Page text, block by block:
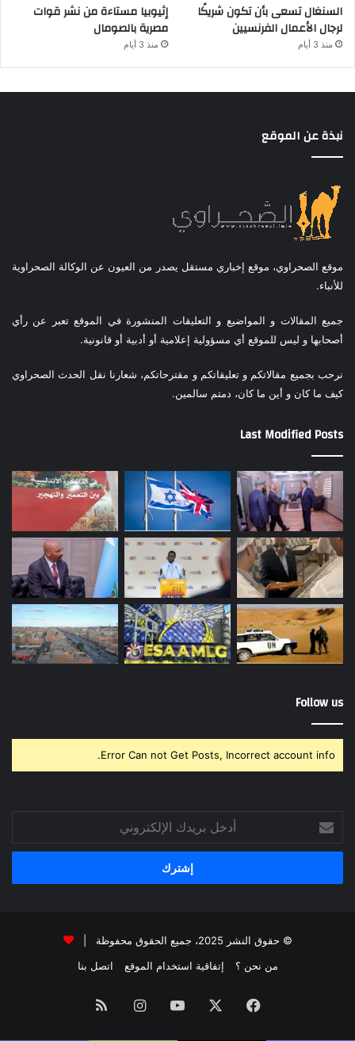
السنغال تسعى بأن تكون شريكًا
لرجال الأعمال الفرنسيين
منذ 3 أيام
إثيوبيا مستاءة من نشر قوات
مصرية بالصومال
منذ 3 أيام
نبذة عن الموقع
موقع الصحراوي، موقع إخباري مستقل يصدر من العيون عن الوكالة الصحراوية
للأنباء.
جميع المقالات و المواضيع و التعليقات المنشورة في الموقع تعبر عن رأي
أصحابها و ليس للموقع أي مسؤولية إعلامية أو أدبية أو قانونية.
نرحب بجميع مقالاتكم و تعليقاتكم و مقترحاتكم، شعارنا نقل الحدث الصحراوي
كيف ما كان و أين ما كان، دمتم سالمين.
Last Modified Posts
Follow us
Error Can not Get Posts, Incorrect account info.
بريدك
الإلكتروني
© حقوق النشر 2025، جميع الحقوق محفوظة |
من نحن ؟
إتفاقية استخدام الموقع اتصل بنا
فيسبوك ‫YouTubeانستقرامملخص